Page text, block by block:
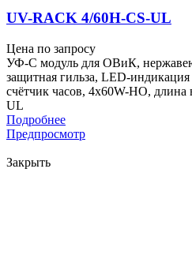
UV-RACK 4/60H-CS-UL
Цена по запросу
УФ-С модуль для ОВиК,
защитная гильза, LED-
счётчик часов, 4x60W-HO, длина
UL
Подробнее
Предпросмотр
Закрыть